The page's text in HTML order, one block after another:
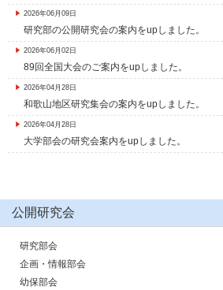
2026年06月09日
研究部の公開研究会の案内をupしました。
2026年06月02日
89回全国大会のご案内をupしました。
2026年04月28日
和歌山地区研究集会の案内をupしました。
2026年04月28日
大学部会の研究会案内をupしました。
公開研究会
研究部会
企画・情報部会
幼保部会